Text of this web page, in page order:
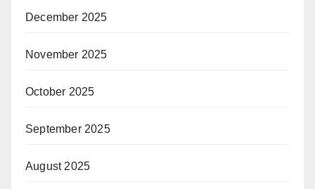
December 2025
November 2025
October 2025
September 2025
August 2025